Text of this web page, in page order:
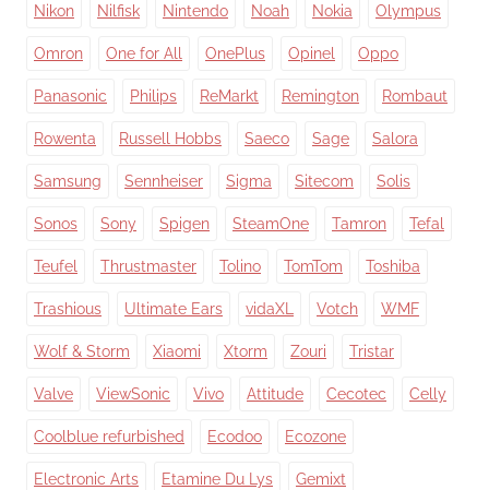
Nikon Nilfisk Nintendo Noah Nokia Olympus
Omron One for All OnePlus Opinel Oppo
Panasonic Philips ReMarkt Remington Rombaut
Rowenta Russell Hobbs Saeco Sage Salora
Samsung Sennheiser Sigma Sitecom Solis
Sonos Sony Spigen SteamOne Tamron Tefal
Teufel Thrustmaster Tolino TomTom Toshiba
Trashious Ultimate Ears vidaXL Votch WMF
Wolf & Storm Xiaomi Xtorm Zouri Tristar
Valve ViewSonic Vivo Attitude Cecotec Celly
Coolblue refurbished Ecodoo Ecozone
Electronic Arts Etamine Du Lys Gemixt